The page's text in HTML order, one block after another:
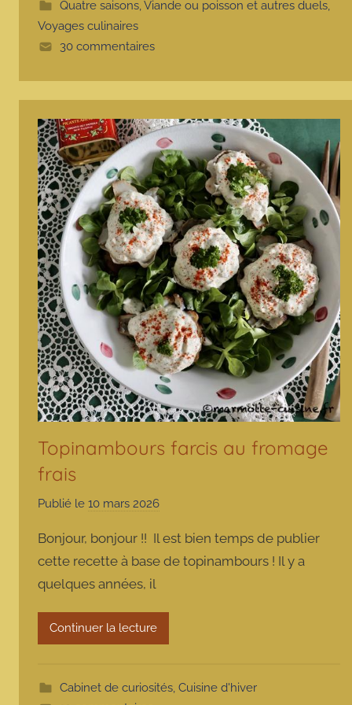
t
Quatre saisons,Viande ou poisson et autres duels,
Voyages culinaires
30 commentaires
Topinambours farcis au fromage
frais
Publié le 10 mars 2026
r
m
o
t
Bonjour, bonjour !! Il est bien temps de publier
cette recette à base de topinambours ! Il y a
quelques années, il
Continuer la lecture
Cabinet de curiosités, Cuisine d'hiver